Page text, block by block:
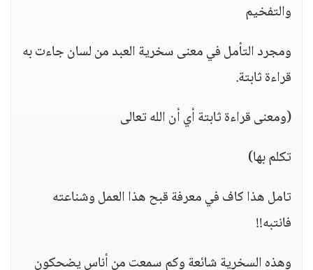
والتفخيم
ومجرد التأمل في معنى سخرية العبد من لسان جاءت به
قراءة ثابتة.
(ومعنى قراءة ثابتة أي أن الله تعالى
تكلم بها)
تامل هذا كاف في معرفة قبح هذا العمل وشناعته
فانتبه!!
وهذه السخرية شائعة وكم سمعت من أناس يضحكون